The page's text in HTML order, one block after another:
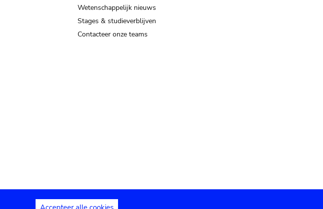
Wetenschappelijk nieuws
Stages & studieverblijven
Contacteer onze teams